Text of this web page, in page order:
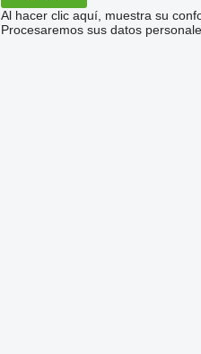
Al hacer clic aquí, muestra su
Procesaremos sus datos